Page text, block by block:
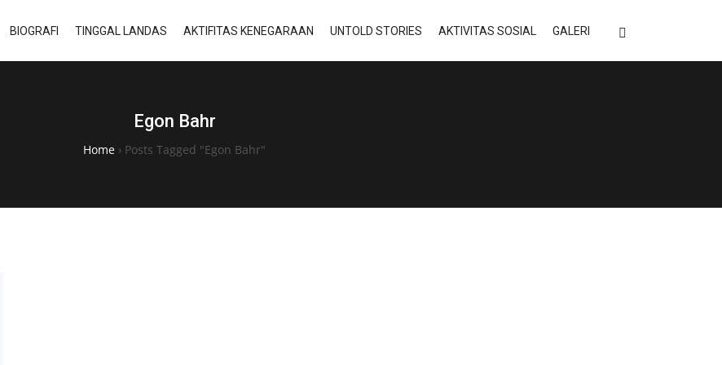
BIOGRAFI TINGGAL LANDAS AKTIFITAS KENEGARAAN UNTOLD STORIES AKTIVITAS SOSIAL GALERI
Egon Bahr
Home › Posts Tagged "Egon Bahr"